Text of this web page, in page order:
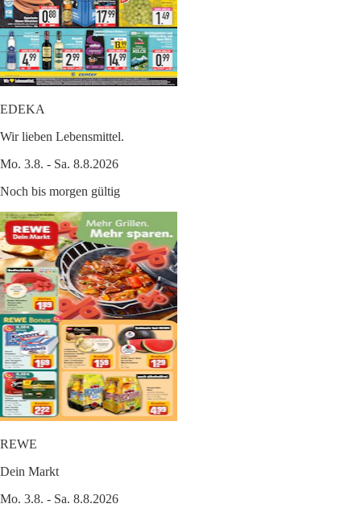
EDEKA
Wir lieben Lebensmittel.
Mo. 3.8. - Sa. 8.8.2026
Noch bis morgen gültig
REWE
Dein Markt
Mo. 3.8. - Sa. 8.8.2026